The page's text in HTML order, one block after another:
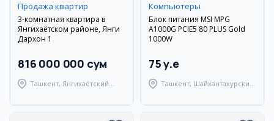
Продажа квартир
3-комнатная квартира в
Янгихаётском районе, Янги
Дархон 1
816 000 000 сум
Ташкент, Янгихаётский
Компьютеры
Блок питания MSI MPG
A1000G PCIE5 80 PLUS Gold
1000W
75 y.e
Ташкент, Шайхантахурский